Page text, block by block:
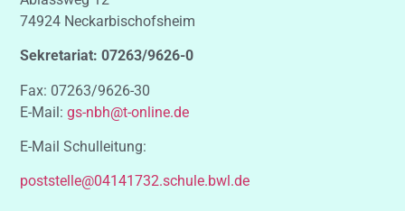
74924 Neckarbischofsheim
Sekretariat: 07263/9626-0
Fax: 07263/9626-30
E-Mail:gs-nbh@t-online.de
E-Mail Schulleitung:
poststelle@04141732.schule.bwl.de